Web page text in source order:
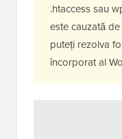
.htaccess sau
este cauzată
puteți rezolva
încorporat al